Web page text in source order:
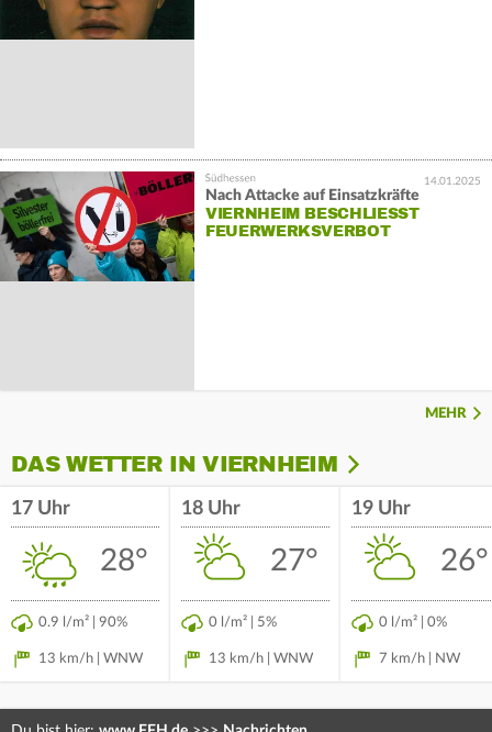
14.01.2025
Nach Attacke auf Einsatzkräfte
VIERNHEIM BESCHLIESST F
EUERWERKSVERBOT
MEHR
DAS WETTER IN VIERNHEIM
17 Uhr
28°
0.9 l/m² | 90%
13 km/h | WNW
18 Uhr
27°
0 l/m² | 5%
13 km/h | WNW
19 Uhr
26°
0 l/m² | 0%
7 km/h | NW